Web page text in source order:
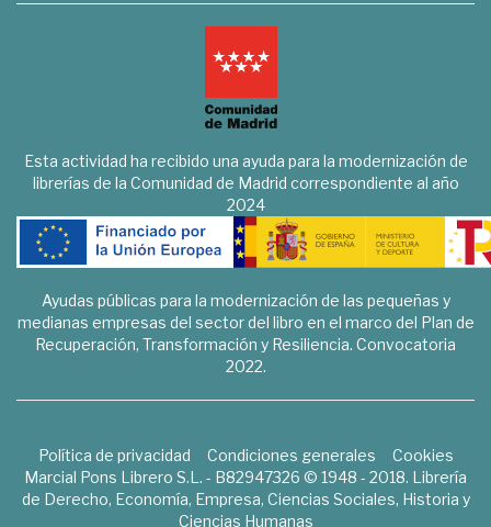
Esta actividad ha recibido una ayuda para la modernización de
librerías de la Comunidad de Madrid correspondiente al año
2024
Ayudas públicas para la modernización de las pequeñas y
medianas empresas del sector del libro en el marco del Plan de
Recuperación, Transformación y Resiliencia. Convocatoria
2022.
Política de privacidad Condiciones generales
Cookies
Marcial Pons Librero S.L. - B82947326 © 1948 - 2018. Librería
de Derecho, Economía, Empresa, Ciencias Sociales, Historia y
Ciencias Humanas